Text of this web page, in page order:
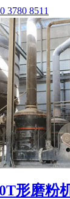
3780 8511
形磨粉